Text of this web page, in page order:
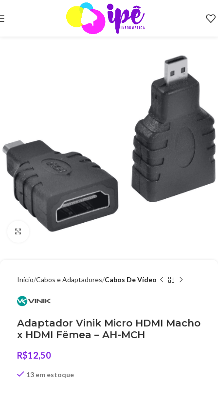
Clique para ampliar
Início Cabos e Adaptadores Cabos De Vídeo
Adaptador Vinik Micro HDMI Macho
x HDMI Fêmea – AH-MCH
R$12,50
13 em estoque